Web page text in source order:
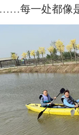
……每一处都像